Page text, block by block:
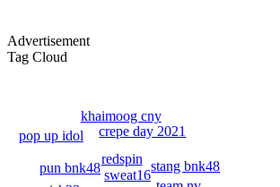
25/11/18 08:21:12
By: OoHmusic
วินาที
Advertisement
Tag Cloud
sweat16
redspin
crepe day 2021
khaimoog cny
stang bnk48
pun bnk48
pop up idol